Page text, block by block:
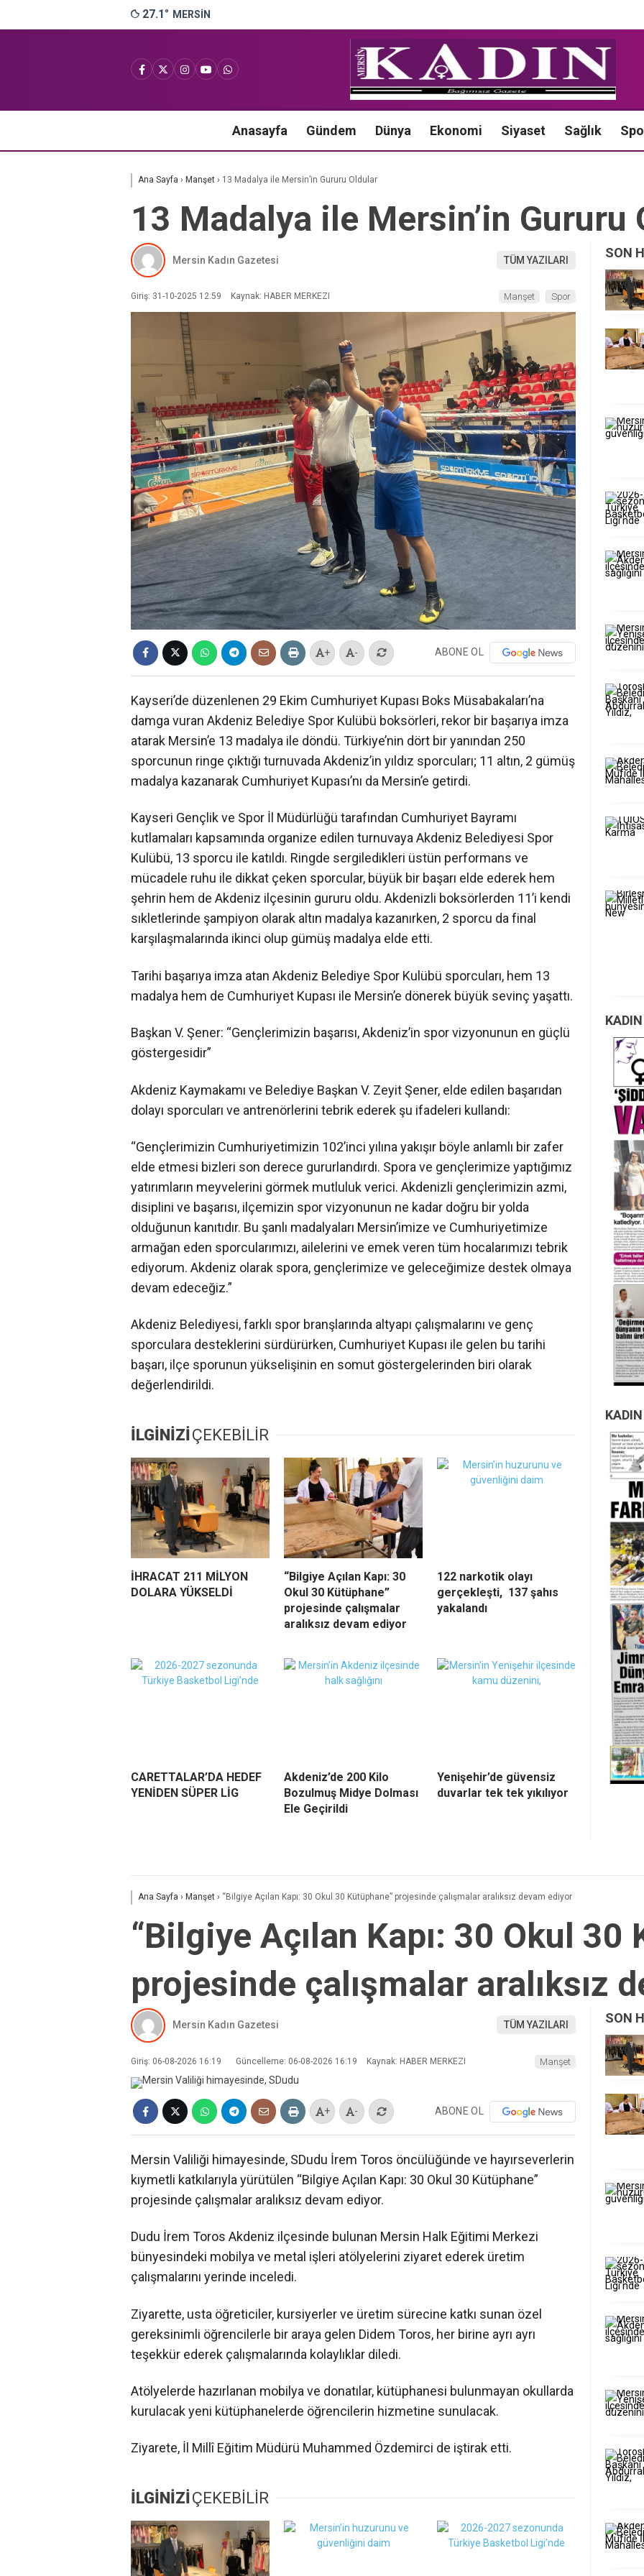
27.1° MERSIN
Anasayfa Gündem Dünya Ekonomi Siyaset Sağlık
Ana Sayfa › Manşet › 13 Madalya ile Mersin’in Gururu Oldular
13 Madalya ile Mersin’in Gururu
Mersin Kadın Gazetesi TÜM YAZILARI
Giriş: 31-10-2025 12:59 Kaynak: HABER MERKEZI Manşet Spor
+ - ABONE OL
Kayseri’de düzenlenen 29 Ekim Cumhuriyet Kupası Boks Müsabakaları’na
damga vuran Akdeniz Belediye Spor Kulübü boksörleri, rekor bir başarıya imza
atarak Mersin’e 13 madalya ile döndü. Türkiye’nin dört bir yanından 250
sporcunun ringe çıktığı turnuvada Akdeniz’in yıldız sporcuları; 11 altın, 2 gümüş
madalya kazanarak Cumhuriyet Kupası’nı da Mersin’e getirdi.
Kayseri Gençlik ve Spor İl Müdürlüğü tarafından Cumhuriyet Bayramı
kutlamaları kapsamında organize edilen turnuvaya Akdeniz Belediyesi Spor
Kulübü, 13 sporcu ile katıldı. Ringde sergiledikleri üstün performans ve
mücadele ruhu ile dikkat çeken sporcular, büyük bir başarı elde ederek hem
şehrin hem de Akdeniz ilçesinin gururu oldu. Akdenizli boksörlerden 11’i kendi
sıkletlerinde şampiyon olarak altın madalya kazanırken, 2 sporcu da final
karşılaşmalarında ikinci olup gümüş madalya elde etti.
Tarihi başarıya imza atan Akdeniz Belediye Spor Kulübü sporcuları, hem 13
madalya hem de Cumhuriyet Kupası ile Mersin’e dönerek büyük sevinç yaşattı.
Başkan V. Şener: “Gençlerimizin başarısı, Akdeniz’in spor vizyonunun en güçlü
göstergesidir”
Akdeniz Kaymakamı ve Belediye Başkan V. Zeyit Şener, elde edilen başarıdan
dolayı sporcuları ve antrenörlerini tebrik ederek şu ifadeleri kullandı:
“Gençlerimizin Cumhuriyetimizin 102’inci yılına yakışır böyle anlamlı bir zafer
elde etmesi bizleri son derece gururlandırdı. Spora ve gençlerimize yaptığımız
yatırımların meyvelerini görmek mutluluk verici. Akdenizli gençlerimizin azmi,
disiplini ve başarısı, ilçemizin spor vizyonunun ne kadar doğru bir yolda
olduğunun kanıtıdır. Bu şanlı madalyaları Mersin’imize ve Cumhuriyetimize
armağan eden sporcularımızı, ailelerini ve emek veren tüm hocalarımızı tebrik
ediyorum. Akdeniz olarak spora, gençlerimize ve geleceğimize destek olmaya
devam edeceğiz.”
Akdeniz Belediyesi, farklı spor branşlarında altyapı çalışmalarını ve genç
sporculara desteklerini sürdürürken, Cumhuriyet Kupası ile gelen bu tarihi
başarı, ilçe sporunun yükselişinin en somut göstergelerinden biri olarak
değerlendirildi.
İLGİNİZİÇEKEBİLİR
İHRACAT 211 MİLYON
DOLARA YÜKSELDİ
“Bilgiye Açılan Kapı: 30
Okul 30 Kütüphane”
projesinde çalışmalar
aralıksız devam ediyor
122 narkotik olayı
gerçekleşti, 137 şahıs
yakalandı
CARETTALAR’DA HEDEF
YENİDEN SÜPER LİG
Akdeniz’de 200 Kilo
Bozulmuş Midye Dolması
Ele Geçirildi
Yenişehir’de güvensiz
duvarlar tek tek yıkılıyor
SON
KADIN
Ana Sayfa › Manşet › “Bilgiye Açılan Kapı: 30 Okul 30 Kütüphane” projesinde çalışmalar aralıksız devam ediyor
“Bilgiye Açılan Kapı: 30 Okul 30
projesinde çalışmalar aralıksız
Mersin Kadın Gazetesi TÜM YAZILARI
Giriş: 06-08-2026 16:19 Güncelleme: 06-08-2026 16:19 Kaynak: HABER MERKEZI Manşet
+ - ABONE OL
Mersin Valiliği himayesinde, SDudu İrem Toros öncülüğünde ve hayırseverlerin
kıymetli katkılarıyla yürütülen “Bilgiye Açılan Kapı: 30 Okul 30 Kütüphane”
projesinde çalışmalar aralıksız devam ediyor.
Dudu İrem Toros Akdeniz ilçesinde bulunan Mersin Halk Eğitimi Merkezi
bünyesindeki mobilya ve metal işleri atölyelerini ziyaret ederek üretim
çalışmalarını yerinde inceledi.
Ziyarette, usta öğreticiler, kursiyerler ve üretim sürecine katkı sunan özel
gereksinimli öğrencilerle bir araya gelen Didem Toros, her birine ayrı ayrı
teşekkür ederek çalışmalarında kolaylıklar diledi.
Atölyelerde hazırlanan mobilya ve donatılar, kütüphanesi bulunmayan okullarda
kurulacak yeni kütüphanelerde öğrencilerin hizmetine sunulacak.
Ziyarete, İl Millî Eğitim Müdürü Muhammed Özdemirci de iştirak etti.
İLGİNİZİÇEKEBİLİR
SON